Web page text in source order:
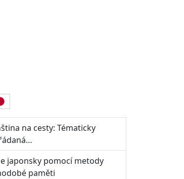
na cesty: Tématicky
japonsky pomocí metody
paměti